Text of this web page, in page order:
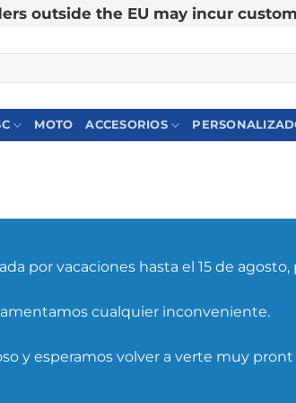
outside the EU may incur
MOTO ACCESORIOS
por vacaciones hasta el 15 de
cualquier inconveniente.
y esperamos volver a verte muy pront